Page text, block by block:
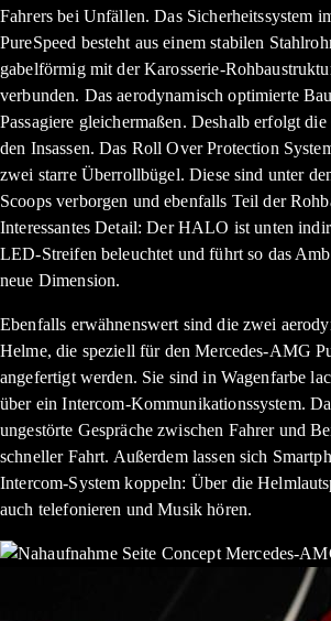
Fahrers bei Unfällen. Das Sicherheitssystem
PureSpeed besteht aus einem stabilen
gabelförmig mit der Karosserie-
verbunden. Das aerodynamisch optimierte
Passagiere gleichermaßen. Deshalb erfolgt
den Insassen. Das Roll Over Protection
zwei starre Überrollbügel. Diese sind unter
Scoops verborgen und ebenfalls Teil der
Interessantes Detail: Der HALO ist unten
LED-Streifen beleuchtet und führt so das
neue Dimension.
Ebenfalls erwähnenswert sind die zwei
Helme, die speziell für den Mercedes-AMG
angefertigt werden. Sie sind in Wagenfarbe
über ein Intercom-Kommunikationssystem.
ungestörte Gespräche zwischen Fahrer und
schneller Fahrt. Außerdem lassen sich
Intercom-System koppeln: Über die
auch telefonieren und Musik hören.